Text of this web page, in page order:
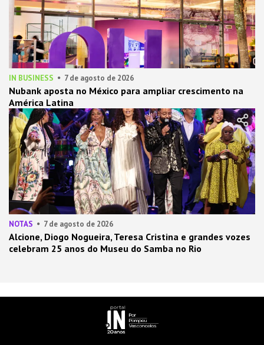
IN BUSINESS 7 de agosto de 2026
Nubank aposta no México para ampliar crescimento na
América Latina
NOTAS 7 de agosto de 2026
Alcione, Diogo Nogueira, Teresa Cristina e grandes vozes
celebram 25 anos do Museu do Samba no Rio